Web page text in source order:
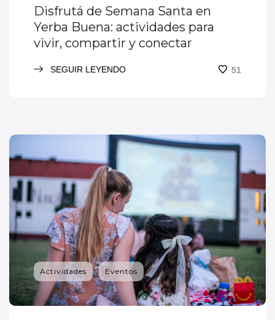
Disfrutá de Semana Santa en
Yerba Buena: actividades para
vivir, compartir y conectar
SEGUIR LEYENDO 51
Actividades Eventos